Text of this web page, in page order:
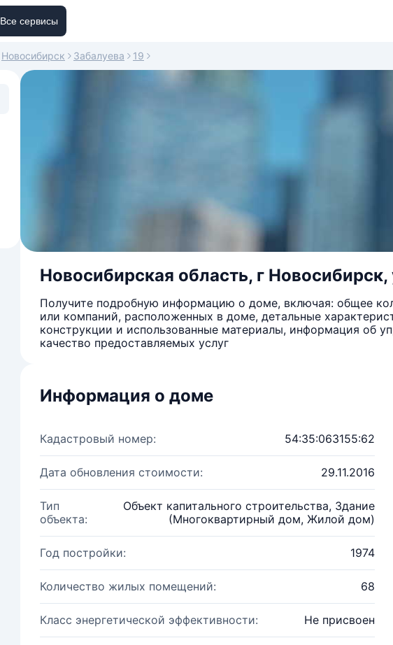
Все сервисы
Новосибирск Забалуева 19
Новосибирская область, г Новосибирск,
Получите подробную информацию о доме, включая: общее
или компаний, расположенных в доме, детальные
конструкции и использованные материалы, информация об
качество предоставляемых услуг
Информация о доме
Кадастровый номер: 54:35:063155:62
Дата обновления стоимости: 29.11.2016
Тип
объекта:
Объект капитального строительства, Здание
(Многоквартирный дом, Жилой дом)
Год постройки: 1974
Количество жилых помещений: 68
Класс энергетической эффективности: Не присвоен